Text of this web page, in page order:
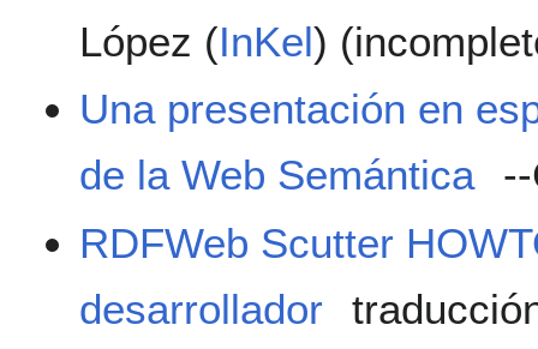
López (InKel)
Una presentación en
de la Web Semántica
RDFWeb Scutter
desarrollador